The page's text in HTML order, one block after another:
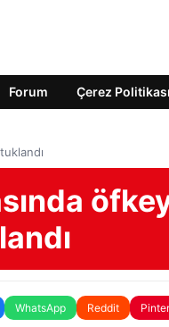
Forum Çerez Politikası
WhatsApp Reddit